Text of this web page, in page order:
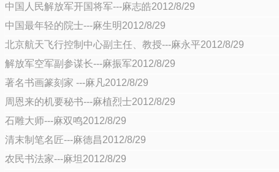
中国人民解放军开国将军---麻志皓2012/8/29
中国最年轻的院士---麻生明2012/8/29
北京航天飞行控制中心副主任、教授---麻永平2012/8/29
解放军空军副参谋长---麻振军2012/8/29
著名书画篆刻家 ---麻凡2012/8/29
周恩来的机要秘书---麻植烈士2012/8/29
石雕大师---麻双鸣2012/8/29
清末制笔名匠---麻德昌2012/8/29
农民书法家---麻坦2012/8/29